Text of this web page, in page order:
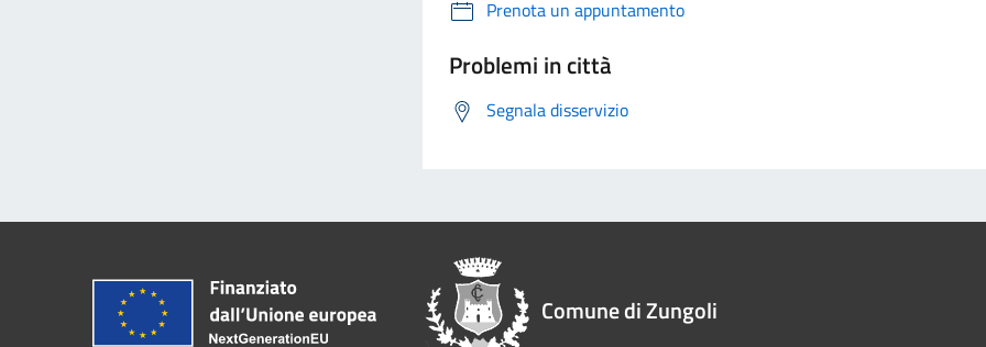
Prenota un appuntamento
Problemi in città
Segnala disservizio
Comune di Zungoli